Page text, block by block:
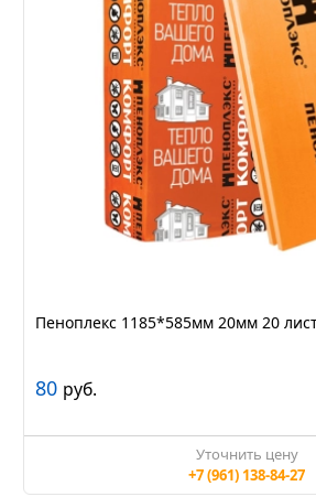
Пеноплекс 1185*585мм 20мм 20
80 руб.
Уточнить цену
+7 (961) 138-84-27